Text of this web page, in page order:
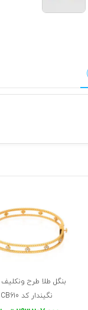
بنگل طلا طرح
نگیندار کد CB610